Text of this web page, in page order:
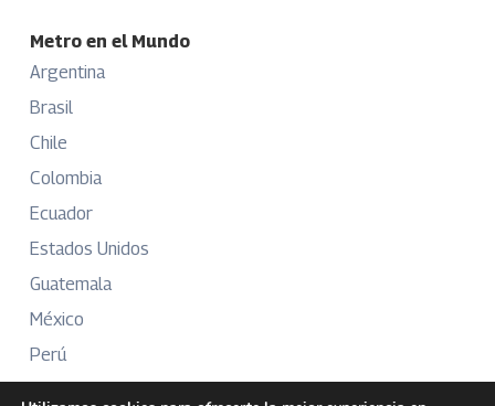
Metro en el Mundo
Argentina
Brasil
Chile
Colombia
Ecuador
Estados Unidos
Guatemala
México
Perú